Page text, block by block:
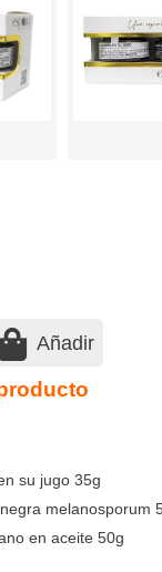
Añadir
su jugo 35g
melanosporum
en aceite 50g